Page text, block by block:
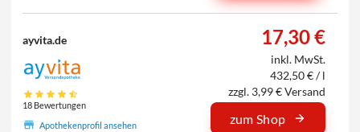
ayvita.de
18 Bewertungen
Apothekenprofil ansehen
17,30 €
inkl. MwSt.
432,50 € / l
zzgl. 3,99 € Versand
zum Shop